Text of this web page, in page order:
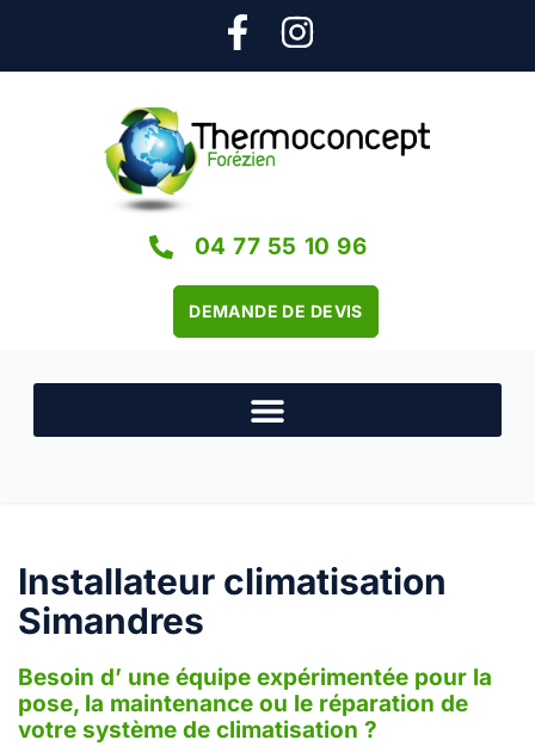
04 77 55 10 96
DEMANDE DE DEVIS
Installateur climatisation
Simandres
Besoin d’ une équipe expérimentée pour la
pose, la maintenance ou le réparation de
votre système de climatisation ?